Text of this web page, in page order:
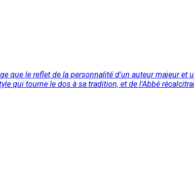
que le reflet de la personnalité d'un auteur majeur
qui tourne le dos à sa tradition, et de l'Abbé